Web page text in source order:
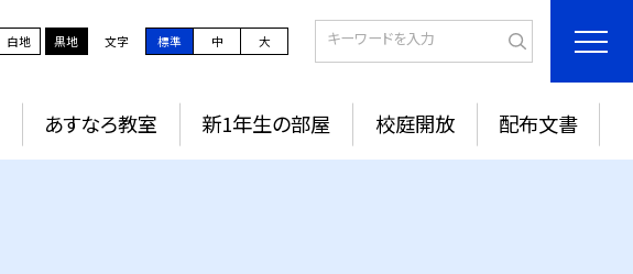
白地 黒地 文字 標準 中 大
あすなろ教室 新1年生の部屋 校庭開放 配布文書